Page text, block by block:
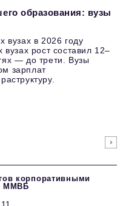
образования: вузы
вузах в 2026 году
рост составил 12–
— до трети. Вузы
зарплат
корпоративными
ММВБ